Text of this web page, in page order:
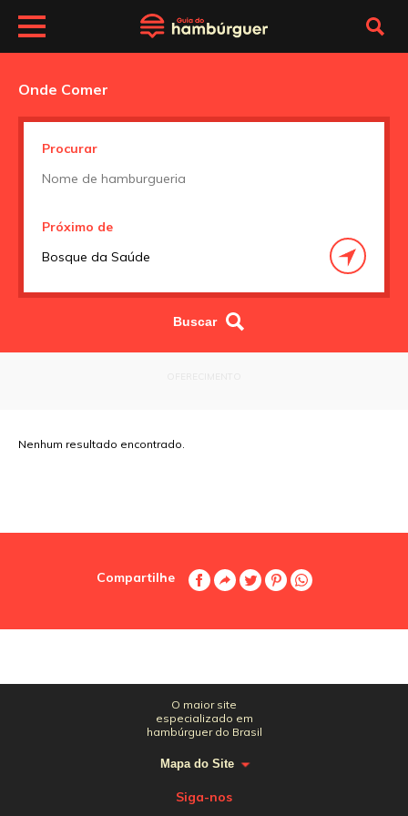
Onde Comer
Procurar
Próximo de
Nenhum resultado encontrado.
Compartilhe
O maior site
especializado em
hambúrguer do Brasil
Mapa do Site
Siga-nos